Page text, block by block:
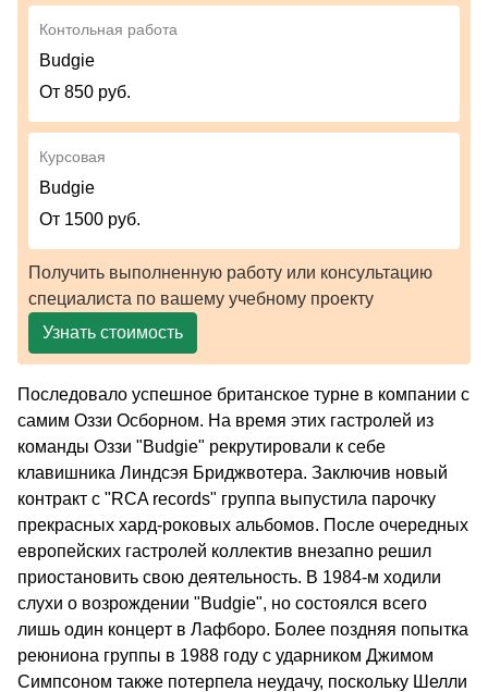
Контольная работа
Budgie
От 850 руб.
Курсовая
Budgie
От 1500 руб.
Получить выполненную работу или консультацию
специалиста по вашему учебному проекту
Узнать стоимость
Последовало успешное британское турне в компании с
самим Оззи Осборном. На время этих гастролей из
команды Оззи "Budgie" рекрутировали к себе
клавишника Линдсэя Бриджвотера. Заключив новый
контракт с "RCA records" группа выпустила парочку
прекрасных хард-роковых альбомов. После очередных
европейских гастролей коллектив внезапно решил
приостановить свою деятельность. В 1984-м ходили
слухи о возрождении "Budgie", но состоялся всего
лишь один концерт в Лафборо. Более поздняя попытка
реюниона группы в 1988 году с ударником Джимом
Симпсоном также потерпела неудачу, поскольку Шелли